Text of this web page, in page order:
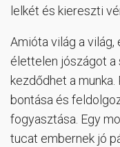
lelkét és kiereszti
Amióta világ a világ,
élettelen jószágot a
kezdődhet a
bontása és
fogyasztása. Egy
tucat embernek jó